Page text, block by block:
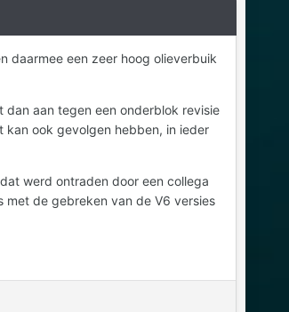
daarmee een zeer hoog olieverbuik
aan tegen een onderblok revisie
kan ook gevolgen hebben, in ieder
werd ontraden door een collega
met de gebreken van de V6 versies